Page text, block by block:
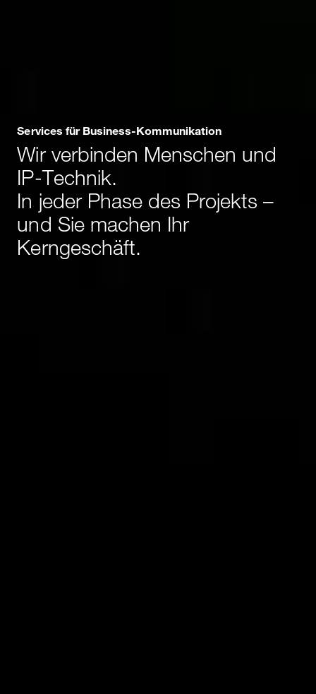
Services für Business-Kommunikation
Wir verbinden Menschen und
IP-Technik.
In jeder Phase des Projekts –
und Sie machen Ihr
Kerngeschäft.